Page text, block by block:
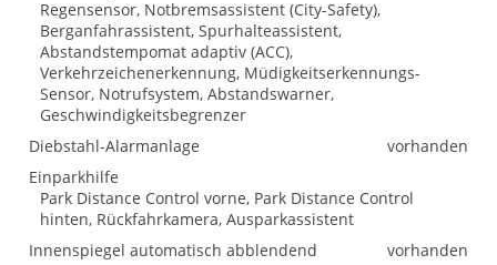
Regensensor, Notbremsassistent (City-Safety),
Berganfahrassistent, Spurhalteassistent,
Abstandstempomat adaptiv (ACC),
Verkehrzeichenerkennung, Müdigkeitserkennungs-
Sensor, Notrufsystem, Abstandswarner,
Geschwindigkeitsbegrenzer
Diebstahl-Alarmanlage
vorhanden
Einparkhilfe
Park Distance Control vorne, Park Distance Control
hinten, Rückfahrkamera, Ausparkassistent
Innenspiegel automatisch abblendend
vorhanden